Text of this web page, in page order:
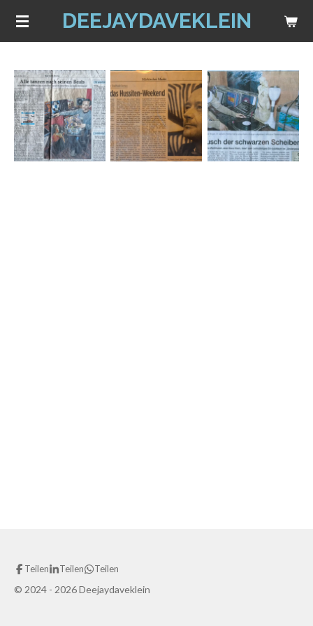
Zum
DEEJAYDAVEKLEIN
Teilen Teilen Teilen
© 2024 - 2026 Deejaydaveklein